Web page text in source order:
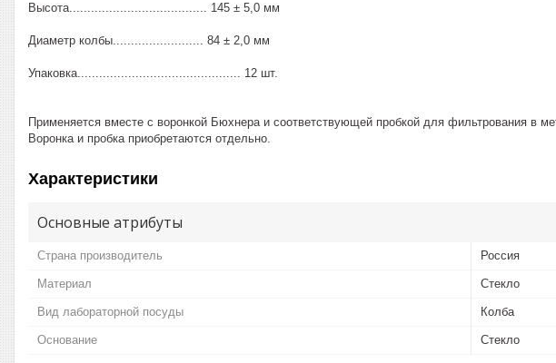
Высота...................................... 145 ± 5,0 мм
Диаметр колбы......................... 84 ± 2,0 мм
Упаковка............................................. 12 шт.
Применяется вместе с воронкой Бюхнера и соответствующей пробкой для фильтрования в
Воронка и пробка приобретаются отдельно.
Характеристики
Основные атрибуты
Страна производитель Россия
Материал Стекло
Вид лабораторной посуды Колба
Основание Стекло